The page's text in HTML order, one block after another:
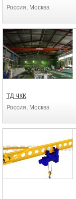
Россия, Москва
ТД ЧКК
Россия, Москва